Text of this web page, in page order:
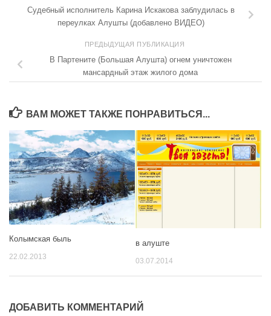
Судебный исполнитель Карина Искакова заблудилась в
переулках Алушты (добавлено ВИДЕО)
ПРЕДЫДУЩАЯ ПУБЛИКАЦИЯ
В Партените (Большая Алушта) огнем уничтожен
мансардный этаж жилого дома
ВАМ МОЖЕТ ТАКЖЕ ПОНРАВИТЬСЯ...
Колымская быль
22.02.2013
в алуште
03.07.2014
ДОБАВИТЬ КОММЕНТАРИЙ